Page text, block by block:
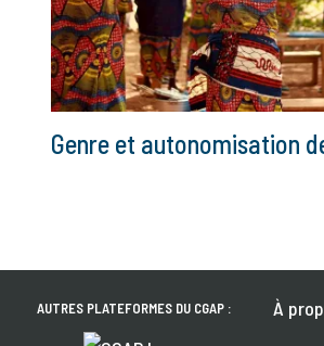
Genre et autonomisation
AUTRES PLATEFORMES DU CGAP :
À